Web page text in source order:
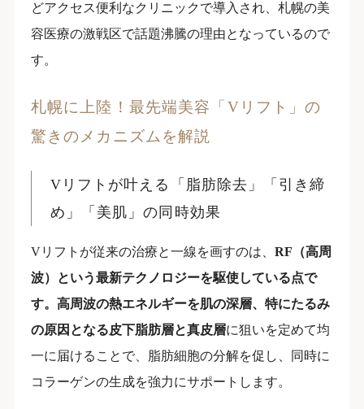
どアクセス便利なクリニックで導入され、札幌の美
容医療の激戦区で話題沸騰の理由となっているので
す。
札幌に上陸！最先端美容「Vリフト」の
驚きのメカニズムを解説
Vリフトが叶える「脂肪除去」「引き締
め」「美肌」の同時効果
Vリフトが従来の治療と一線を画すのは、 RF（高周
波）という最新テクノロジーを駆使している点で
す。高周波の熱エネルギーを肌の深層、特にたるみ
の原因となる皮下脂肪層と真皮層に狙いを定めて均
一に届けることで、脂肪細胞の分解を促し、同時に
コラーゲンの生成を強力にサポートします。